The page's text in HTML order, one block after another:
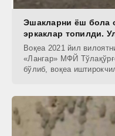
Эшакларни ёш бола
эркаклар топилди.
Воқеа 2021 йил
«Лангар» МФЙ
бўлиб, воқеа